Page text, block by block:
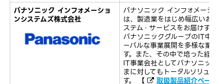
パナソニック インフォメーショ
ンシステムズ株式会社
パナソニック インフォメーシ
は、製造業をはじめ幅広いお
ステム・サービスをお届けす
パナソニックグループのIT中
ーバルな事業展開を多様な業
す。また、その中で培った経
IT事業会社としてパナソニッ
まに対してもトータルソリュ
す。 【
取扱製品紹介ページ